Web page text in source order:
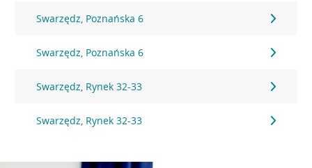
Swarzędz, Poznańska 6
Swarzędz, Poznańska 6
Swarzędz, Rynek 32-33
Swarzędz, Rynek 32-33